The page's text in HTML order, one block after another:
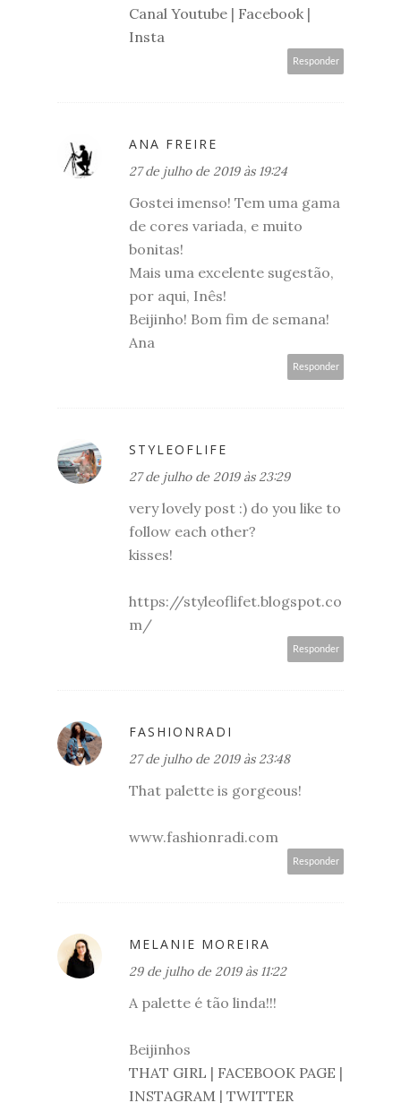
Canal Youtube | Facebook |
Insta
Responder
ANA FREIRE
27 de julho de 2019 às 19:24
Gostei imenso! Tem uma gama
de cores variada, e muito
bonitas!
Mais uma excelente sugestão,
por aqui, Inês!
Beijinho! Bom fim de semana!
Ana
Responder
STYLEOFLIFE
27 de julho de 2019 às 23:29
very lovely post :) do you like to
follow each other?
kisses!
https://styleoflifet.blogspot.co
m/
Responder
FASHIONRADI
27 de julho de 2019 às 23:48
That palette is gorgeous!
www.fashionradi.com
Responder
MELANIE MOREIRA
29 de julho de 2019 às 11:22
A palette é tão linda!!!
Beijinhos
THAT GIRL | FACEBOOK PAGE |
INSTAGRAM | TWITTER